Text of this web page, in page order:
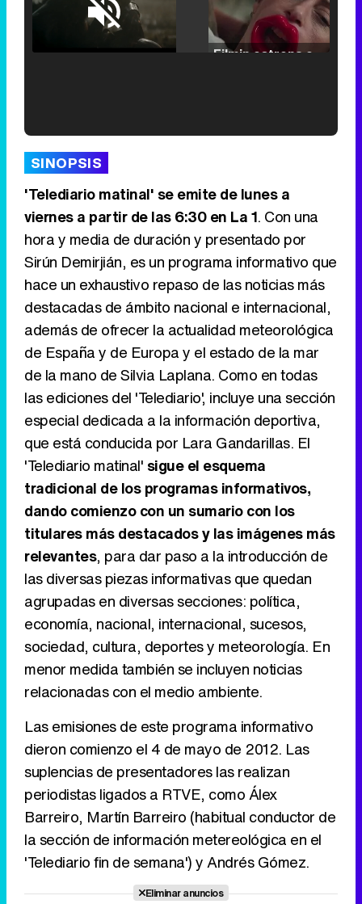
Unmute /
Tráiler en catalán de 'Ravalear', la nueva serie de HBO Max sobre los fondos buitre
Tráiler de la tercera temporada de 'The Walking Dead: Dead City' de AMC+
SINOPSIS
'Telediario matinal' se emite de lunes a
viernes a partir de las 6:30 en La 1. Con una
hora y media de duración y presentado por
Sirún Demirjián, es un programa informativo que
hace un exhaustivo repaso de las noticias más
destacadas de ámbito nacional e internacional,
además de ofrecer la actualidad meteorológica
de España y de Europa y el estado de la mar
de la mano de Silvia Laplana. Como en todas
las ediciones del 'Telediario', incluye una sección
especial dedicada a la información deportiva,
que está conducida por Lara Gandarillas. El
'Telediario matinal' sigue el esquema
tradicional de los programas informativos,
dando comienzo con un sumario con los
titulares más destacados y las imágenes más
relevantes, para dar paso a la introducción de
las diversas piezas informativas que quedan
agrupadas en diversas secciones: política,
economía, nacional, internacional, sucesos,
sociedad, cultura, deportes y meteorología. En
menor medida también se incluyen noticias
relacionadas con el medio ambiente.
Las emisiones de este programa informativo
dieron comienzo el 4 de mayo de 2012. Las
suplencias de presentadores las realizan
periodistas ligados a RTVE, como Álex
Barreiro, Martín Barreiro (habitual conductor de
la sección de información metereológica en el
'Telediario fin de semana') y Andrés Gómez.
Eliminar anuncios